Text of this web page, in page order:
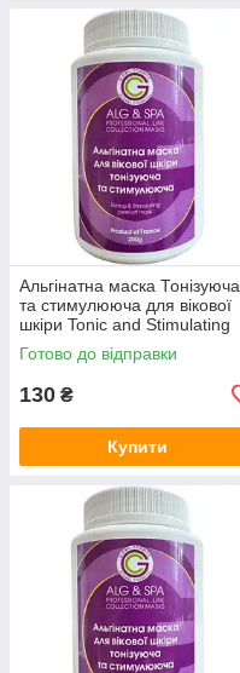
Альгінатна маска Тонізуюча
та стимулююча для вікової
шкіри Tonic and Stimulating
Peel off Mask ALG & SPA, 25г
Готово до відправки
130 ₴
Купити